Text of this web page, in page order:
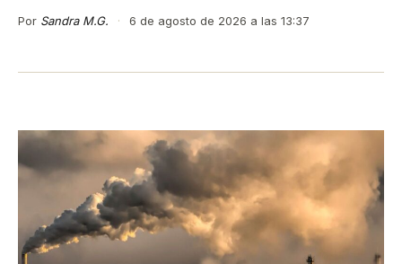
Por Sandra M.G. · 6 de agosto de 2026 a las 13:37